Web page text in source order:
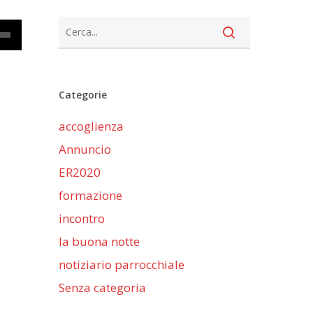
Categorie
accoglienza
Annuncio
ER2020
formazione
incontro
la buona notte
notiziario parrocchiale
Senza categoria